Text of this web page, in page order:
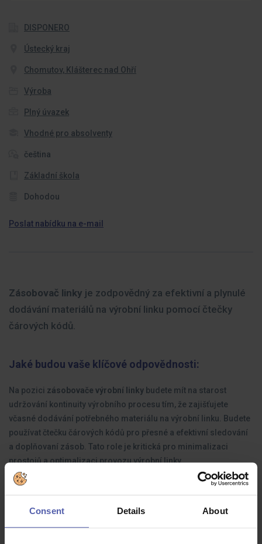
Consent Details About
DISPONERO
Ústecký kraj
Chomutov, Klášterec nad Ohří
Výroba
Plný úvazek
Vhodné pro absolventy
čeština
Základní škola
Dohodou
Poslat nabídku na e-mail
Zásobovač linky je zodpovědný za efektivní a plynulé
dodávání materiálů na výrobní linku pomocí čtečky
čárových kódů.
Jaké budou vaše klíčové odpovědnosti:
Na pozici zásobovače výrobní linky budete mít na starost
udržování kontinuity výrobního procesu tím, že zajišťujete
včasné dodávání potřebného materiálu na výrobní linku. Budete
používat čtečku čárových kódů pro přesné a efektivní sledování
a doplňovaní zásob. Tato role je kritická pro minimalizaci
prostojů a optimalizaci provozu výrobní linky.
Jaké zkušenosti byste měli mít: